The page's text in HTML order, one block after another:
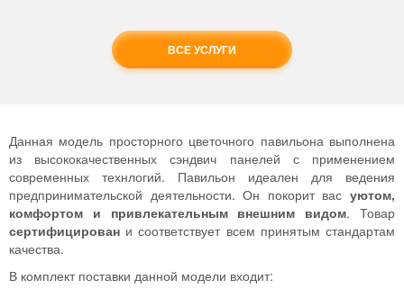
ВСЕ УСЛУГИ
Данная модель просторного цветочного павильона выполнена
из высококачественных сэндвич панелей с применением
современных технлогий. Павильон идеален для ведения
предпринимательской деятельности. Он покорит вас уютом,
комфортом и привлекательным внешним видом. Товар
сертифицирован и соответствует всем принятым стандартам
качества.
В комплект поставки данной модели входит: